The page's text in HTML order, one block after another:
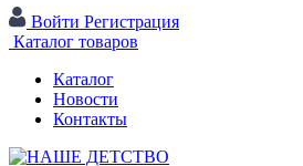
Войти Регистрация
Каталог товаров
Каталог
Новости
Контакты